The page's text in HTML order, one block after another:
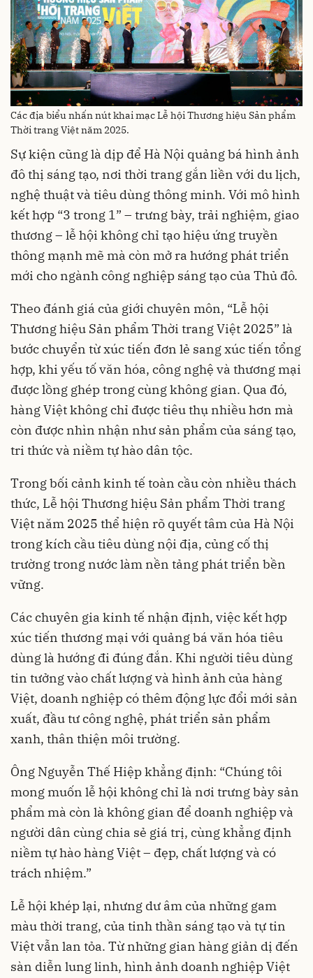
Các địa biểu nhấn nút khai mạc Lễ hội Thương hiệu Sản phẩm
Thời trang Việt năm 2025.
Sự kiện cũng là dịp để Hà Nội quảng bá hình ảnh
đô thị sáng tạo, nơi thời trang gắn liền với du lịch,
nghệ thuật và tiêu dùng thông minh. Với mô hình
kết hợp “3 trong 1” – trưng bày, trải nghiệm, giao
thương – lễ hội không chỉ tạo hiệu ứng truyền
thông mạnh mẽ mà còn mở ra hướng phát triển
mới cho ngành công nghiệp sáng tạo của Thủ đô.
Theo đánh giá của giới chuyên môn, “Lễ hội
Thương hiệu Sản phẩm Thời trang Việt 2025” là
bước chuyển từ xúc tiến đơn lẻ sang xúc tiến tổng
hợp, khi yếu tố văn hóa, công nghệ và thương mại
được lồng ghép trong cùng không gian. Qua đó,
hàng Việt không chỉ được tiêu thụ nhiều hơn mà
còn được nhìn nhận như sản phẩm của sáng tạo,
tri thức và niềm tự hào dân tộc.
Trong bối cảnh kinh tế toàn cầu còn nhiều thách
thức, Lễ hội Thương hiệu Sản phẩm Thời trang
Việt năm 2025 thể hiện rõ quyết tâm của Hà Nội
trong kích cầu tiêu dùng nội địa, củng cố thị
trường trong nước làm nền tảng phát triển bền
vững.
Các chuyên gia kinh tế nhận định, việc kết hợp
xúc tiến thương mại với quảng bá văn hóa tiêu
dùng là hướng đi đúng đắn. Khi người tiêu dùng
tin tưởng vào chất lượng và hình ảnh của hàng
Việt, doanh nghiệp có thêm động lực đổi mới sản
xuất, đầu tư công nghệ, phát triển sản phẩm
xanh, thân thiện môi trường.
Ông Nguyễn Thế Hiệp khẳng định: “Chúng tôi
mong muốn lễ hội không chỉ là nơi trưng bày sản
phẩm mà còn là không gian để doanh nghiệp và
người dân cùng chia sẻ giá trị, cùng khẳng định
niềm tự hào hàng Việt – đẹp, chất lượng và có
trách nhiệm.”
Lễ hội khép lại, nhưng dư âm của những gam
màu thời trang, của tinh thần sáng tạo và tự tin
Việt vẫn lan tỏa. Từ những gian hàng giản dị đến
sàn diễn lung linh, hình ảnh doanh nghiệp Việt